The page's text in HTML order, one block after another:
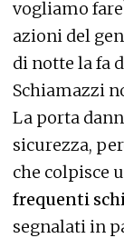
vogliamo
azioni del
di notte la fa
Schiamazzi
La porta
sicurezza,
che colpisce
frequenti
segnalati in